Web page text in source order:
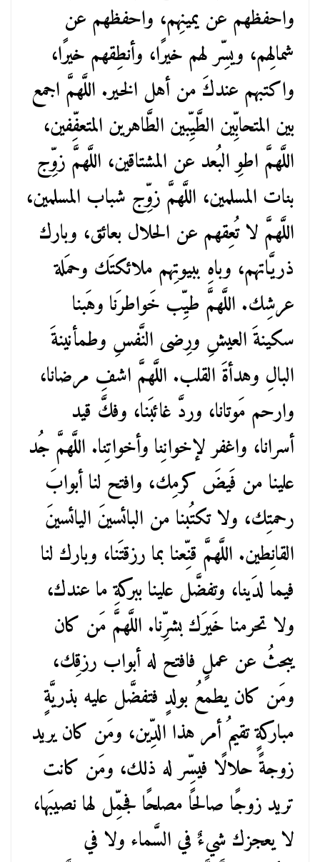
واحفظهم عن يمينِهم، واحفظهم عن
شمالِهم، ويسِّر لهم خيرًا، وأنطِقهم خيرًا،
واكتبهم عندكَ من أهل الخير. اللَّهمَّ اجمع
بين المتحابِّين الطَّيِّبين الطَّاهرين المتعفِّفين،
اللَّهمَّ اطوِ البُعد عن المشتاقين، اللَّهمَّ زوِّج
بنات المسلمين، اللَّهمَّ زوِّج شباب المسلمين،
اللَّهمَّ لا تُعِقهم عن الحلال بعائق، وبارك
ذريَّاتهم، وباهِ ببيوتِهم ملائكتَك وحمَلة
عرشِك. اللَّهمَّ طيِّب خَواطرَنا وهَبنا
سكينةَ العيشِ ورِضى النَّفسِ وطمأنينةَ
البالِ وهدأةَ القلب. اللَّهمَّ اشفِ مرضانا،
وارحم مَوتانا، وردَّ غائبَنا، وفكَّ قيد
أسرانا، واغفر لإخوانِنا وأخواتِنا. اللَّهمَّ جُد
علينا من فَيضَ كرمِك، وافتح لنا أبوابَ
رحمتِك، ولا تكتُبنا من البائسينَ اليائسينَ
القانِطين. اللَّهمَّ قنِّعنا بما رزقتَنا، وبارك لنا
فيما لدَينا، وتفضَّل علينا ببركةِ ما عندك،
ولا تحرمنا خَيرَك بشرِّنا. اللَّهمَّ مَن كان
يبحثُ عن عملٍ فافتح له أبواب رزقِك،
ومَن كان يطمعُ بولدٍ فتفضَّل عليه بذريَّةٍ
مباركةٍ تقيمُ أمر هذا الدِّين، ومَن كان يريد
زوجةً حلالًا فيسِّر له ذلك، ومَن كانت
تريد زوجًا صالحًا مصلحًا فجمِّل لها نصيبَها،
لا يعجزك شيءٌ في السَّماء ولا في